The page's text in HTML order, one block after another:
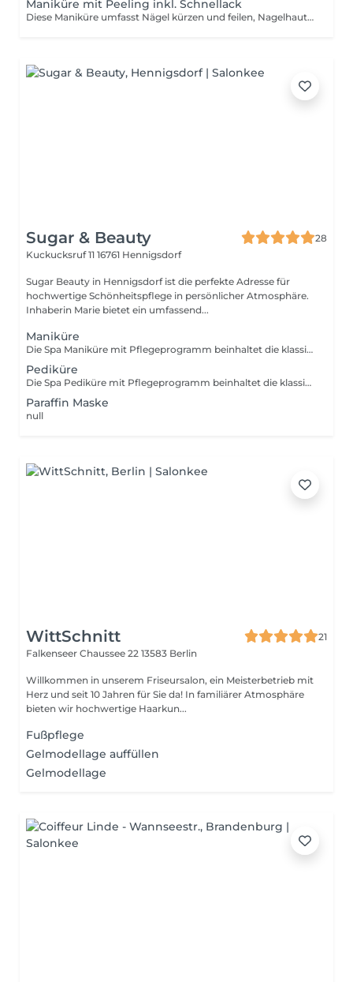
Maniküre mit Peeling inkl. Schnellack
Diese Maniküre umfasst Nägel kürzen und feilen, Nagelhautpflege, ein sanftes Handpeeling, eine pflegende Handpflege sowie Shellac in deiner Wunschfarbe. Für langanhaltend schöne und gepflegte Nägel.
Sugar & Beauty
28
Kuckucksruf 11 16761 Hennigsdorf
Sugar Beauty in Hennigsdorf ist die perfekte Adresse für
hochwertige Schönheitspflege in persönlicher Atmosphäre.
Inhaberin Marie bietet ein umfassend...
Maniküre
Die Spa Maniküre mit Pflegeprogramm beinhaltet die klassische Maniküre mit Handmassage, Handpeeling und pflegender Wirktsoffpackung.
Pediküre
Die Spa Pediküre mit Pflegeprogramm beinhaltet die klassische Pediküre mit Fußpeeling und pflegender Wirktsoffpackung.
Paraffin Maske
null
WittSchnitt
21
Falkenseer Chaussee 22 13583 Berlin
Willkommen in unserem Friseursalon, ein Meisterbetrieb mit
Herz und seit 10 Jahren für Sie da! In familiärer Atmosphäre
bieten wir hochwertige Haarkun...
Fußpflege
Gelmodellage auffüllen
Gelmodellage